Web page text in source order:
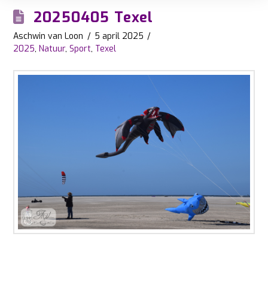
20250405 Texel
Aschwin van Loon
5 april 2025
2025,Natuur,Sport, Texel